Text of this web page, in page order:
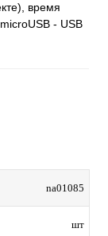
время
- USB
na01085
шт